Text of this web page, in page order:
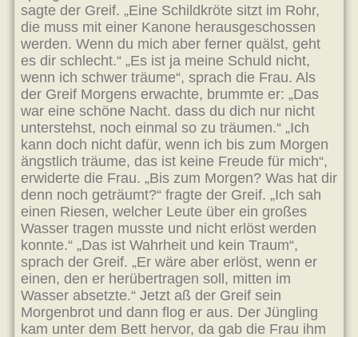
sagte der Greif. „Eine Schildkröte sitzt im Rohr,
die muss mit einer Kanone herausgeschossen
werden. Wenn du mich aber ferner quälst, geht
es dir schlecht.“ „Es ist ja meine Schuld nicht,
wenn ich schwer träume“, sprach die Frau. Als
der Greif Morgens erwachte, brummte er: „Das
war eine schöne Nacht. dass du dich nur nicht
unterstehst, noch einmal so zu träumen.“ „Ich
kann doch nicht dafür, wenn ich bis zum Morgen
ängstlich träume, das ist keine Freude für mich“,
erwiderte die Frau. „Bis zum Morgen? Was hat dir
denn noch geträumt?“ fragte der Greif. „Ich sah
einen Riesen, welcher Leute über ein großes
Wasser tragen musste und nicht erlöst werden
konnte.“ „Das ist Wahrheit und kein Traum“,
sprach der Greif. „Er wäre aber erlöst, wenn er
einen, den er herübertragen soll, mitten im
Wasser absetzte.“ Jetzt aß der Greif sein
Morgenbrot und dann flog er aus. Der Jüngling
kam unter dem Bett hervor, da gab die Frau ihm